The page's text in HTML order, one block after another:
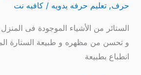
حرف, تعليم حرفه يدويه / كافيه نت
الستائر من الأشياء الموجودة فى
و تحسن من مظهره و طبيعة الستارة
انطباع بطبيعة